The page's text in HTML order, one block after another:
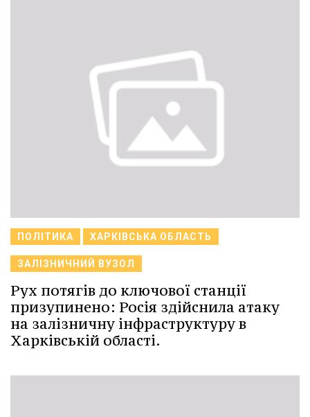
ПОЛІТИКА ХАРКІВСЬКА ОБЛАСТЬ
ЗАЛІЗНИЧНИЙ ВУЗОЛ
Рух потягів до ключової станції
призупинено: Росія здійснила атаку
на залізничну інфраструктуру в
Харківській області.